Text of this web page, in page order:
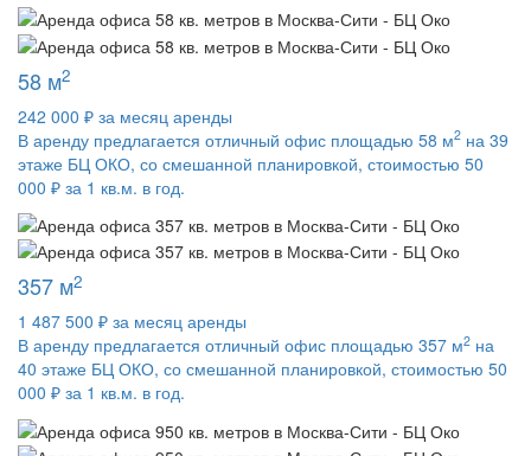
58 м2
242 000 ₽ за месяц аренды
В аренду предлагается отличный офис площадью 58 м2 на 39
этаже БЦ ОКО, со смешанной планировкой, стоимостью 50
000 ₽ за 1 кв.м. в год.
357 м2
1 487 500 ₽ за месяц аренды
В аренду предлагается отличный офис площадью 357 м2 на
40 этаже БЦ ОКО, со смешанной планировкой, стоимостью 50
000 ₽ за 1 кв.м. в год.